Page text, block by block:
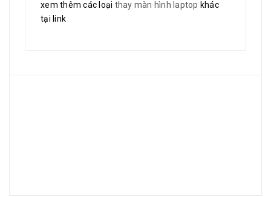
xem thêm các loại thay màn hình laptop khác
tại link